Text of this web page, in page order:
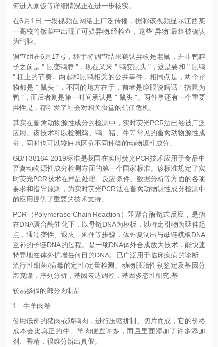
何进入盒饭等详细情况正在进一步核实。
在6月1日,一段视频在网络上广泛传播，据称该视频显示江西某
一高校的饭菜中出现了可疑异物.经检查，这些“异物"最终被确认
为鸭脖。
调查组在6月17号，终于将调查结果确认异物是老鼠，并非鸭脖
子之前是 " 鼠变鸭脖 "，现在又来 " 鸭变鼠头 "，这是要和 " 鼠鸭
" 杠上的节奏。两起和鼠鸭相关的公共事件，相同点是，两个异
物都是 " 鼠头 "，不同的地方在于，前者是睁眼说瞎话 " 指鼠为
鸭 "，而后者则是第一时间承认是 " 鼠头 "。两件事还有一个重要
共性是，都引发了社会对相关食堂的信任危机。
其实在畜禽动物源性成分的检测中，实时荧光PCR法已经被广泛
应用。该技术可以检测鸡、鸭、猪、牛等常见的畜禽动物源性成
分，同时也可以较好地区分不同种类的动物源性成分。
GB/T38164-2019标准是我国在实时荧光PCR技术应用于食品中
畜禽动物源性成分检测方面的第一个国家标准。该标准规定了实
时荧光PCR技术在样品处理、反应条件、数据分析等方面的各项
要求和指导原则，为实时荧光PCR法在畜禽动物源性成分检测中
的应用提供了重要的技术支持。
PCR（Polymerase Chain Reaction）即聚合酶链式反应，是指
在DNA聚合酶催化下，以母链DNA为模板，以特定引物为延伸起
点，通过变性、退火、延伸等步骤，体外复制出与母链模板DNA
互补的子链DNA的过程。是一项DNA体外合成放大技术，能快速
特异地在体外扩增任何目的DNA。已广泛用于临床疾病的诊断、
流行性细菌/病毒的定性/定量检测、动物胚胎性别鉴定及基因分
离克隆，序列分析，基因表达调控，基因多态性研究,基
较易掺假的部分肉制品
1、牛羊肉卷
使用低价的猪肉或鸡鸭肉，进行压缩拼制、切片而成，它的价格
成本会比真正的牛、羊肉便宜许多，而且里面添加了许多添加
剂、香精，很难分辨出真假。